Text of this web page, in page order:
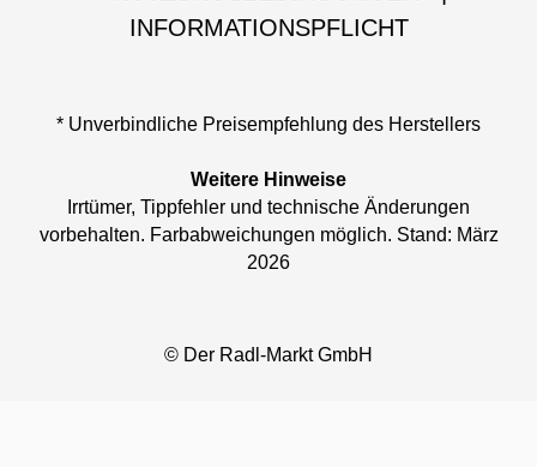
INFORMATIONSPFLICHT
* Unverbindliche Preisempfehlung des Herstellers
Weitere Hinweise
Irrtümer, Tippfehler und technische Änderungen
vorbehalten. Farbabweichungen möglich. Stand: März
2026
© Der Radl-Markt GmbH